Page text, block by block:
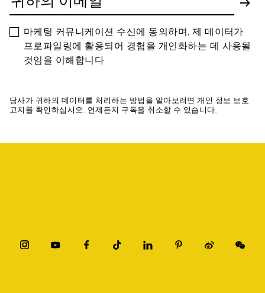
마케팅 커뮤니케이션 수신에 동의하며, 제 데이터가
프로파일링에 활용되어 경험을 개인화하는 데 사용될
것임을 이해합니다
당사가 귀하의 데이터를 처리하는 방법을 알아보려면 개인 정보 보호
고지를 확인하십시오. 언제든지 구독을 취소할 수 있습니다.